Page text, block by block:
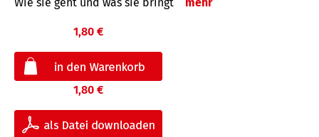
1,80 €
1,80 €